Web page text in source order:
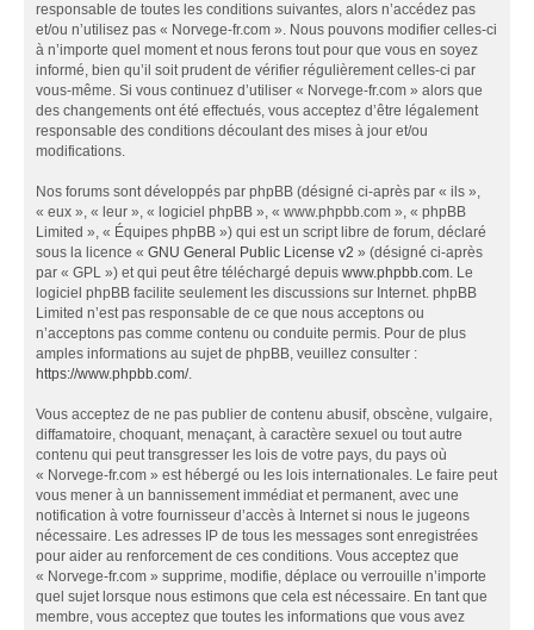
responsable de toutes les conditions suivantes, alors n’accédez pas
et/ou n’utilisez pas « Norvege-fr.com ». Nous pouvons modifier celles-ci
à n’importe quel moment et nous ferons tout pour que vous en soyez
informé, bien qu’il soit prudent de vérifier régulièrement celles-ci par
vous-même. Si vous continuez d’utiliser « Norvege-fr.com » alors que
des changements ont été effectués, vous acceptez d’être légalement
responsable des conditions découlant des mises à jour et/ou
modifications.
Nos forums sont développés par phpBB (désigné ci-après par « ils »,
« eux », « leur », « logiciel phpBB », « www.phpbb.com », « phpBB
Limited », « Équipes phpBB ») qui est un script libre de forum, déclaré
sous la licence « GNU General Public License v2 » (désigné ci-après
par « GPL ») et qui peut être téléchargé depuis www.phpbb.com. Le
logiciel phpBB facilite seulement les discussions sur Internet. phpBB
Limited n’est pas responsable de ce que nous acceptons ou
n’acceptons pas comme contenu ou conduite permis. Pour de plus
amples informations au sujet de phpBB, veuillez consulter :
https://www.phpbb.com/.
Vous acceptez de ne pas publier de contenu abusif, obscène, vulgaire,
diffamatoire, choquant, menaçant, à caractère sexuel ou tout autre
contenu qui peut transgresser les lois de votre pays, du pays où
« Norvege-fr.com » est hébergé ou les lois internationales. Le faire peut
vous mener à un bannissement immédiat et permanent, avec une
notification à votre fournisseur d’accès à Internet si nous le jugeons
nécessaire. Les adresses IP de tous les messages sont enregistrées
pour aider au renforcement de ces conditions. Vous acceptez que
« Norvege-fr.com » supprime, modifie, déplace ou verrouille n’importe
quel sujet lorsque nous estimons que cela est nécessaire. En tant que
membre, vous acceptez que toutes les informations que vous avez